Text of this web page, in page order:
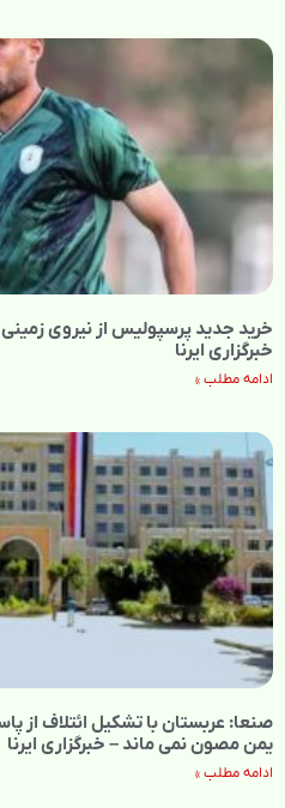
خرید جدید پرسپولیس از نیروی
خبرگزاری ایرنا
ادامه مطلب »
صنعا: عربستان با تشکیل ائتلاف‌ از
یمن مصون نمی‌ ماند – خبرگزاری ایرنا
ادامه مطلب »